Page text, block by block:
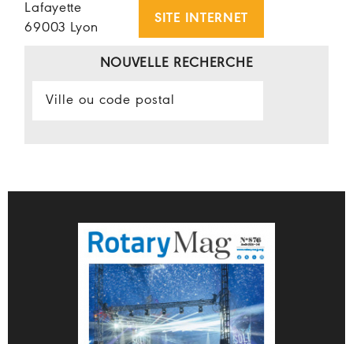
Lafayette
69003 Lyon
SITE INTERNET
NOUVELLE RECHERCHE